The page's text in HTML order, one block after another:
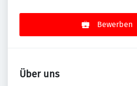
Bewerben
Über uns